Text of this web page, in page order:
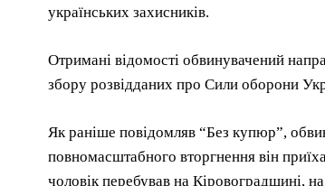
українських захисників.
Отримані відомості обвинувачений
збору розвідданих про Сили оборони
Як раніше повідомляв “Без купюр”,
повномасштабного вторгнення він
чоловік перебував на Кіровоградщині,